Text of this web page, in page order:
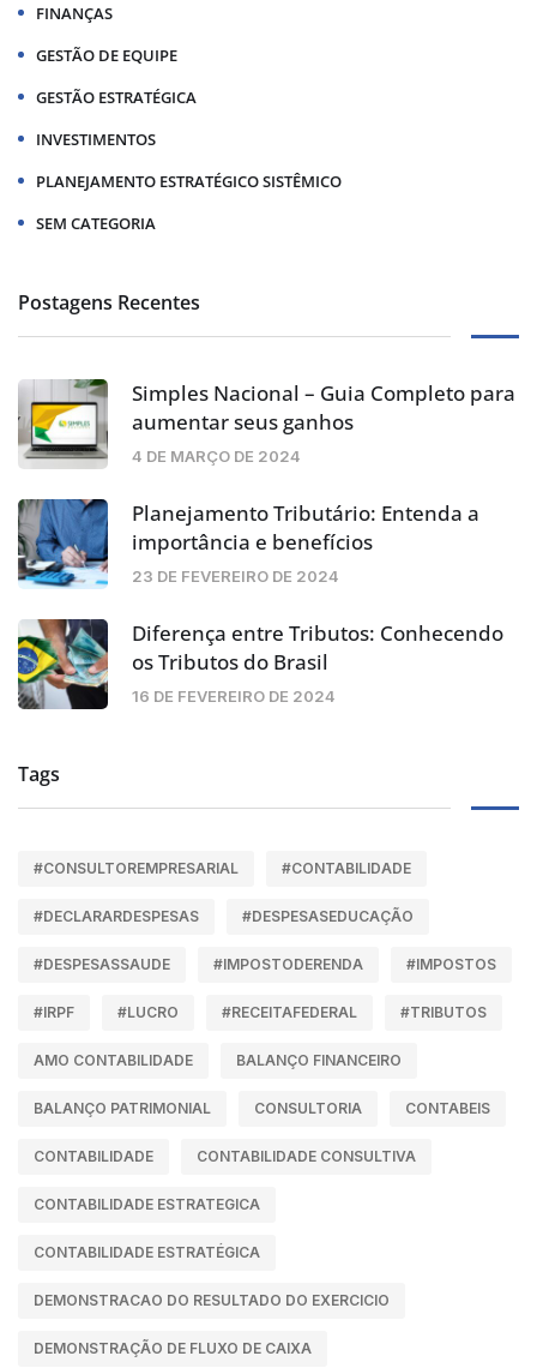
FINANÇAS
GESTÃO DE EQUIPE
GESTÃO ESTRATÉGICA
INVESTIMENTOS
PLANEJAMENTO ESTRATÉGICO SISTÊMICO
SEM CATEGORIA
Postagens Recentes
Simples Nacional – Guia Completo para
aumentar seus ganhos
4 DE MARÇO DE 2024
Planejamento Tributário: Entenda a
importância e benefícios
23 DE FEVEREIRO DE 2024
Diferença entre Tributos: Conhecendo
os Tributos do Brasil
16 DE FEVEREIRO DE 2024
Tags
#CONSULTOREMPRESARIAL #CONTABILIDADE
#DECLARARDESPESAS #DESPESASEDUCAÇÃO
#DESPESASSAUDE #IMPOSTODERENDA #IMPOSTOS
#IRPF #LUCRO #RECEITAFEDERAL #TRIBUTOS
AMO CONTABILIDADE BALANÇO FINANCEIRO
BALANÇO PATRIMONIAL CONSULTORIA CONTABEIS
CONTABILIDADE CONTABILIDADE CONSULTIVA
CONTABILIDADE ESTRATEGICA
CONTABILIDADE ESTRATÉGICA
DEMONSTRACAO DO RESULTADO DO EXERCICIO
DEMONSTRAÇÃO DE FLUXO DE CAIXA